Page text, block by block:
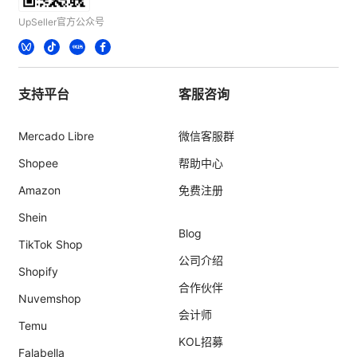
UpSeller官方公众号
支持平台
Mercado Libre
Shopee
Amazon
Shein
TikTok Shop
Shopify
Nuvemshop
Temu
Falabella
客服咨询
微信客服群
帮助中心
免费注册
Blog
公司介绍
合作伙伴
会计师
KOL招募